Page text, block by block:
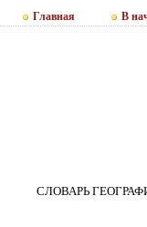
Главная В
СЛОВАРЬ